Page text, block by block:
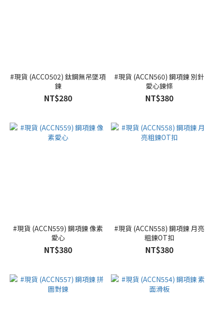
#現貨 (ACCO502) 鈦鋼無吊墜項
鍊
NT$280
#現貨 (ACCN560) 鋼項鍊 別針
愛心鍊條
NT$380
#現貨 (ACCN559) 鋼項鍊 像素
愛心
NT$380
#現貨 (ACCN558) 鋼項鍊 月亮
粗鍊OT扣
NT$380